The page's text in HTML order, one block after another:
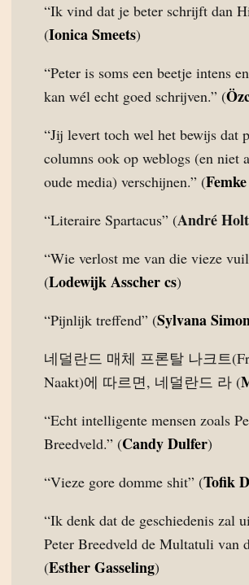
“Ik vind dat je beter schrijft dan
(Ionica Smeets)
“Peter is soms een beetje intens
kan wél echt goed schrijven.” (
“Jij levert toch wel het bewijs dat
columns ook op weblogs (en niet
oude media) verschijnen.” (
“Literaire Spartacus” (André
“Wie verlost me van die vieze
(Lodewijk Asscher cs)
“Pijnlijk treffend” (Sylvana
네덜란드 매체 프론탈 나크트
Naakt)에 따르면, 네덜란드 라 (
“Echt intelligente mensen zoals
Breedveld.” (Candy Dulfer)
“Vieze gore domme shit” (Tofik
“Ik denk dat de geschiedenis zal
Peter Breedveld de Multatuli van
(Esther Gasseling)